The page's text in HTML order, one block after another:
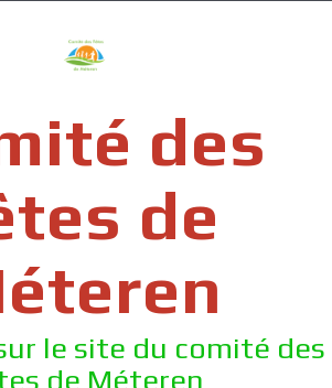
des
de
le site du comité des
de Méteren